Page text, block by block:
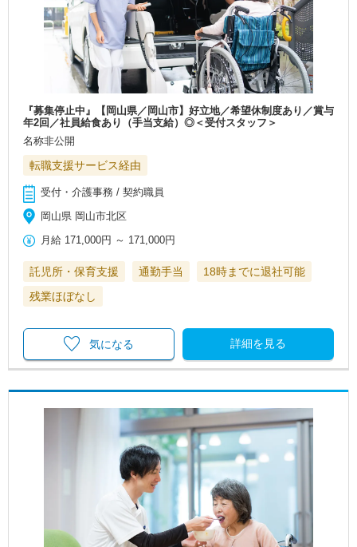
『募集停止中』【岡山県／岡山市】好立地／希望休制度あり／賞与
年2回／社員給食あり（手当支給）◎＜受付スタッフ＞
名称非公開
転職支援サービス経由
受付・介護事務 / 契約職員
岡山県 岡山市北区
月給 171,000円 ～ 171,000円
託児所・保育支援 通勤手当
18時までに退社可能
残業ほぼなし
詳細を見る
気になる